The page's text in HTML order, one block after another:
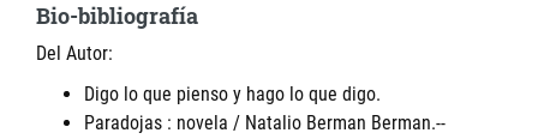
Bio-bibliografía
Del Autor:
Digo lo que pienso y hago lo que digo.
Paradojas : novela / Natalio Berman Berman.--